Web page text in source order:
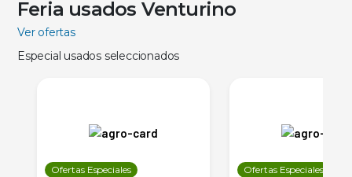
Feria usados Venturino
Ver ofertas
Especial usados seleccionados
Ofertas Especiales Ofertas Especiales